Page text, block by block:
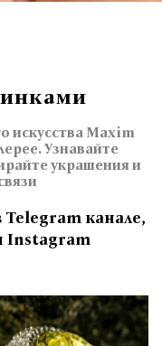
искусства Maxim
Узнавайте
украшения и
канале,
Instagram